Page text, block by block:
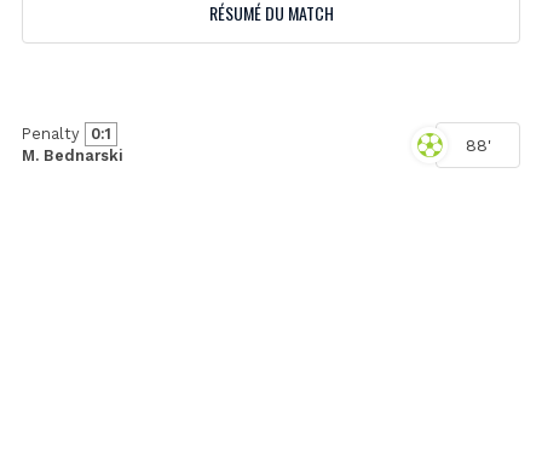
RÉSUMÉ DU MATCH
88'
Penalty
0:1
M. Bednarski